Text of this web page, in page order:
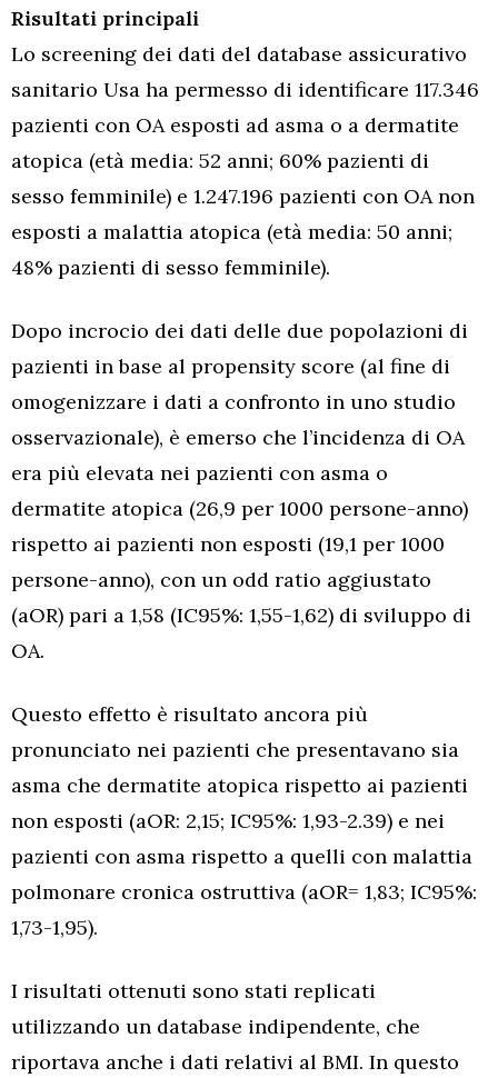
Risultati principali
Lo screening dei dati del database assicurativo
sanitario Usa ha permesso di identificare 117.346
pazienti con OA esposti ad asma o a dermatite
atopica (età media: 52 anni; 60% pazienti di
sesso femminile) e 1.247.196 pazienti con OA non
esposti a malattia atopica (età media: 50 anni;
48% pazienti di sesso femminile).
Dopo incrocio dei dati delle due popolazioni di
pazienti in base al propensity score (al fine di
omogenizzare i dati a confronto in uno studio
osservazionale), è emerso che l’incidenza di OA
era più elevata nei pazienti con asma o
dermatite atopica (26,9 per 1000 persone-anno)
rispetto ai pazienti non esposti (19,1 per 1000
persone-anno), con un odd ratio aggiustato
(aOR) pari a 1,58 (IC95%: 1,55-1,62) di sviluppo di
OA.
Questo effetto è risultato ancora più
pronunciato nei pazienti che presentavano sia
asma che dermatite atopica rispetto ai pazienti
non esposti (aOR: 2,15; IC95%: 1,93-2.39) e nei
pazienti con asma rispetto a quelli con malattia
polmonare cronica ostruttiva (aOR= 1,83; IC95%:
1,73-1,95).
I risultati ottenuti sono stati replicati
utilizzando un database indipendente, che
riportava anche i dati relativi al BMI. In questo